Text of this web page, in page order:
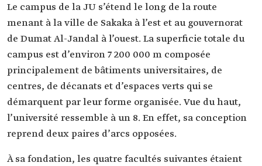
Le campus de la JU s’étend le long de la route
menant à la ville de Sakaka à l’est et au gouvernorat
de Dumat Al-Jandal à l’ouest. La superficie totale du
campus est d’environ 7 200 000 m composée
principalement de bâtiments universitaires, de
centres, de décanats et d’espaces verts qui se
démarquent par leur forme organisée. Vue du haut,
l’université ressemble à un 8. En effet, sa conception
reprend deux paires d’arcs opposées.
À sa fondation, les quatre facultés suivantes étaient